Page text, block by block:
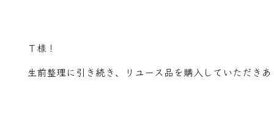
Ｔ様！
生前整理に引き続き、リユース品を購入していただき